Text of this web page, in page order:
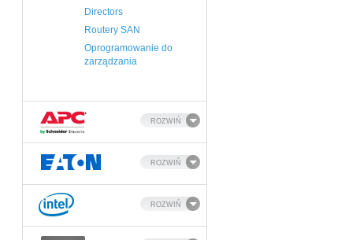
Directors
Routery SAN
Oprogramowanie do
zarządzania
ROZWIŃ
ROZWIŃ
ROZWIŃ